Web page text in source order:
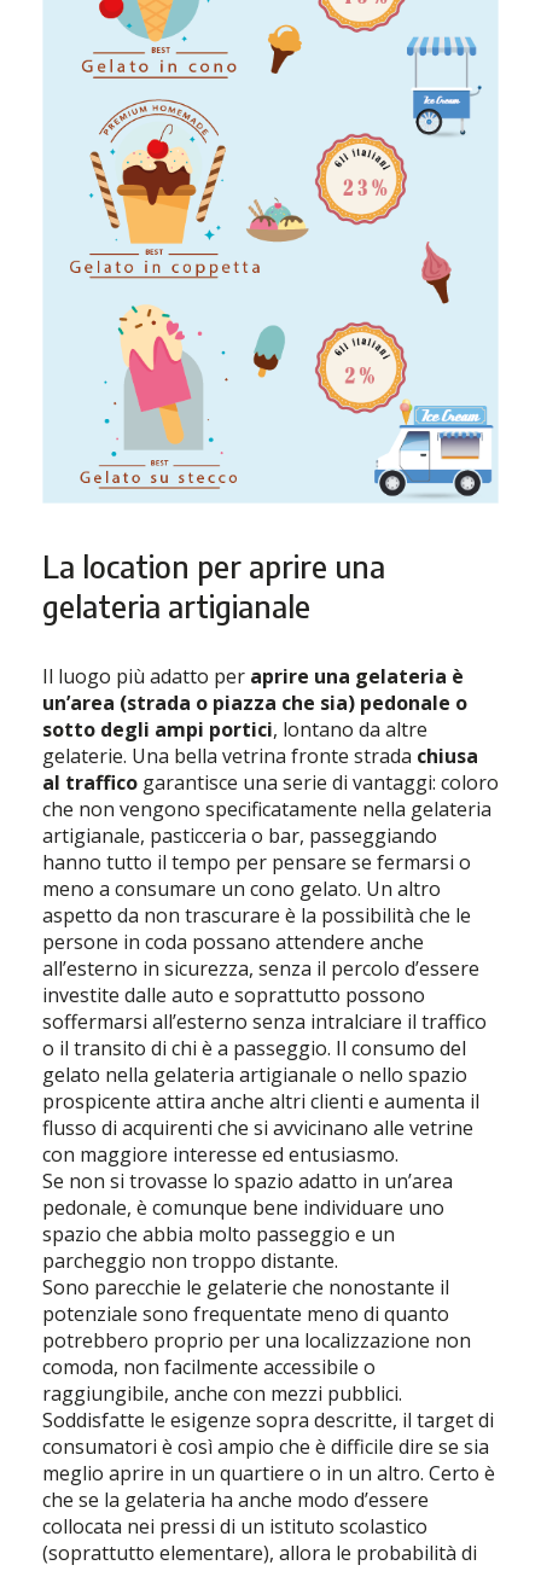
La location per aprire una
gelateria artigianale
Il luogo più adatto per aprire una gelateria è
un’area (strada o piazza che sia) pedonale o
sotto degli ampi portici, lontano da altre
gelaterie. Una bella vetrina fronte strada chiusa
al traffico garantisce una serie di vantaggi: coloro
che non vengono specificatamente nella gelateria
artigianale, pasticceria o bar, passeggiando
hanno tutto il tempo per pensare se fermarsi o
meno a consumare un cono gelato. Un altro
aspetto da non trascurare è la possibilità che le
persone in coda possano attendere anche
all’esterno in sicurezza, senza il percolo d’essere
investite dalle auto e soprattutto possono
soffermarsi all’esterno senza intralciare il traffico
o il transito di chi è a passeggio. Il consumo del
gelato nella gelateria artigianale o nello spazio
prospicente attira anche altri clienti e aumenta il
flusso di acquirenti che si avvicinano alle vetrine
con maggiore interesse ed entusiasmo.
Se non si trovasse lo spazio adatto in un’area
pedonale, è comunque bene individuare uno
spazio che abbia molto passeggio e un
parcheggio non troppo distante.
Sono parecchie le gelaterie che nonostante il
potenziale sono frequentate meno di quanto
potrebbero proprio per una localizzazione non
comoda, non facilmente accessibile o
raggiungibile, anche con mezzi pubblici.
Soddisfatte le esigenze sopra descritte, il target di
consumatori è così ampio che è difficile dire se sia
meglio aprire in un quartiere o in un altro. Certo è
che se la gelateria ha anche modo d’essere
collocata nei pressi di un istituto scolastico
(soprattutto elementare), allora le probabilità di